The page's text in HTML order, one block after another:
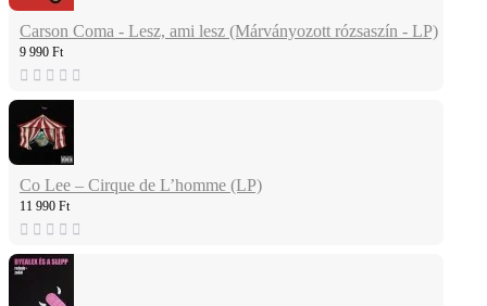
Carson Coma - Lesz, ami lesz (Márványozott rózsaszín - LP)
9 990 Ft
Co Lee – Cirque de L’homme (LP)
11 990 Ft